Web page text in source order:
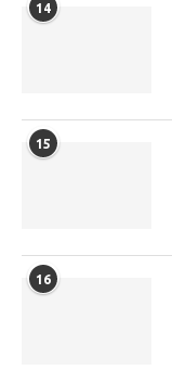
14
15
16